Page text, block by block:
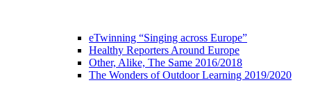
eTwinning “Singing across Europe”
Healthy Reporters Around Europe
Other, Alike, The Same 2016/2018
The Wonders of Outdoor Learning 2019/2020